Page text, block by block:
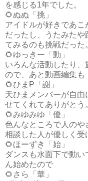
を感じる1年でした。
🌻ぬぬ「挑」
アイドルが好きであ
だったし、うたみた
てみるのも挑戦だった
🌻ゆっきー「動」
いろんな活動したり
ので、あと動画編集も
🌻ひまP「謝」
天ひまメンバーが自
せてくれてありがとう
🌻みゆみゆ「優」
色んなところで人のや
相談した人が優しく受
🌻ほーずき「始」
ダンスも水面下で動
ん始めたので
🌻さら「華」